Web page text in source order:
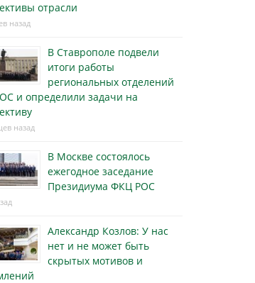
отрасли
назад
В Ставрополе подвели
итоги работы
региональных отделений
и определили задачи на
назад
В Москве состоялось
ежегодное заседание
Президиума ФКЦ РОС
Александр Козлов: У нас
нет и не может быть
скрытых мотивов и